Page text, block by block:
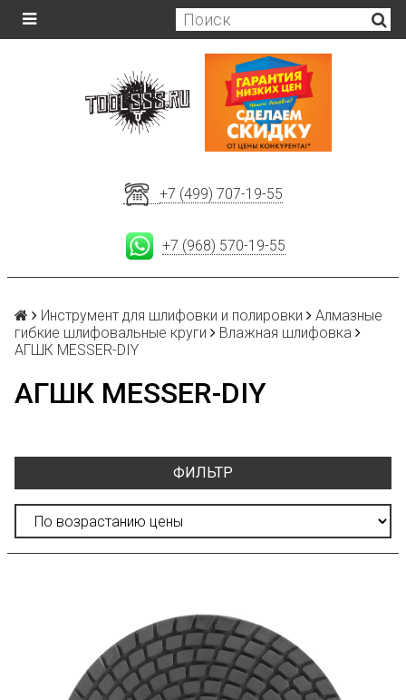
+7 (499) 707-19-55
+7 (968) 570-19-55
Инструмент для шлифовки и полировки
Алмазные
гибкие шлифовальные круги
Влажная шлифовка
АГШК MESSER-DIY
АГШК MESSER-DIY
ФИЛЬТР